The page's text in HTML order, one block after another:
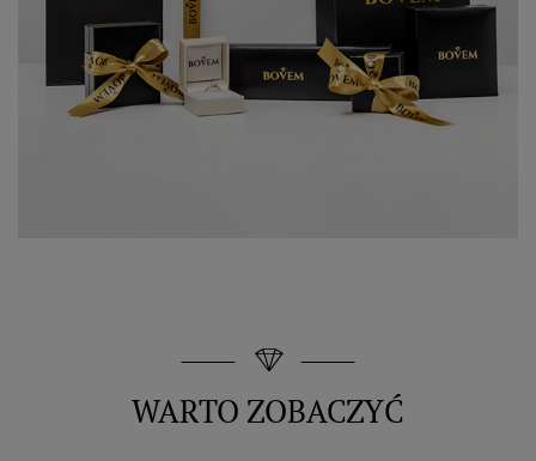
WARTO ZOBACZYĆ